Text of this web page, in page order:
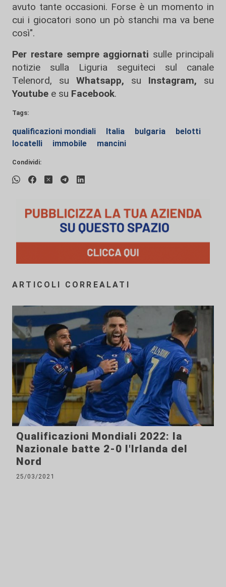
avuto tante occasioni. Forse è un momento in
cui i giocatori sono un pò stanchi ma va bene
così".
Per restare sempre aggiornati sulle principali
notizie sulla Liguria seguiteci sul canale
Telenord, su
Whatsapp, su Instagram, su
Youtube e su Facebook.
Tags:
qualificazioni mondiali Italia bulgaria
belotti
locatelli
immobile mancini
Condividi:
ARTICOLI CORREALATI
Qualificazioni Mondiali 2022: la
Nazionale batte 2-0 l'Irlanda del
Nord
25/03/2021